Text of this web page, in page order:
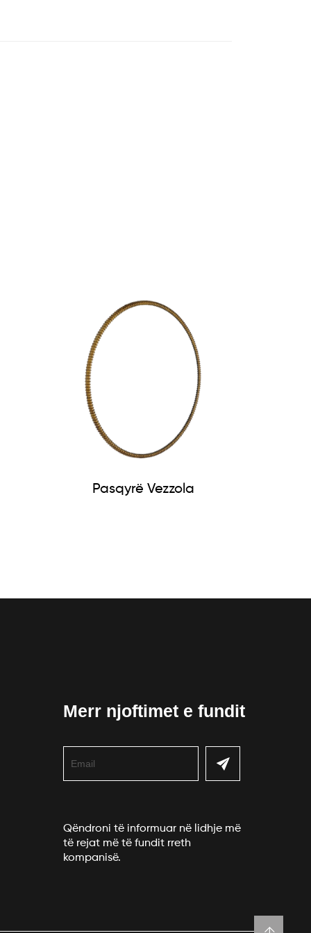
Pasqyrë Vezzola
Merr njoftimet e fundit
Qëndroni të informuar në lidhje më
të rejat më të fundit rreth
kompanisë.